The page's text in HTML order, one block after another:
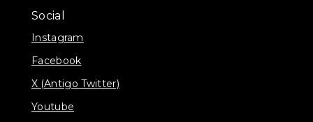
Social
Instagram
Facebook
X (Antigo Twitter)
Youtube